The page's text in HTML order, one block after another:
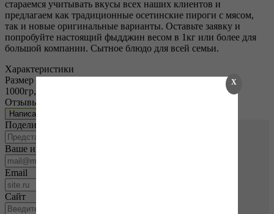
стараемся учитывать вкусы всех наших клиентов и
предлагаем как традиционные осетинские пироги с мясом,
так и новые оригинальные варианты. Оставьте заявку и
попробуйте настоящий фыдджин весом в 1кг или более для
большой компании. Сытное блюдо для всей семьи.
Характеристики
Размер
1000гр, 1200гр
Отзывы
Написать отзыв
Поделитесь впечатлениями
Ваше имя
Email
Сайт
X